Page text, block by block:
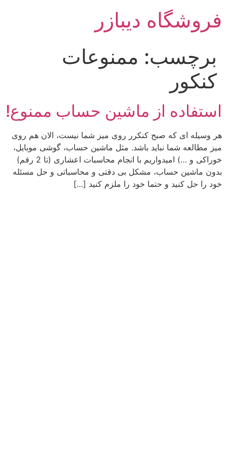
محتوا
فروشگاه دیبازر
برچسب: ممنوعات
کنکور
استفاده از ماشین حساب ممنوع!
هر وسیله ای که صبح کنکرر روی میز شما نیست، الان هم روی
میز مطالعه شما نباید باشد. مثل ماشین حساب، گوشی موبایل،
خوراکی و …) امیدواریم با انجام محاسبات اعشاری (تا 2 رقم)
بدون ماشین حساب، مشکل بی دقتی و محاسباتی و حل مسئله
خود را حل کنید و حتما خود را ملزم کنید […]